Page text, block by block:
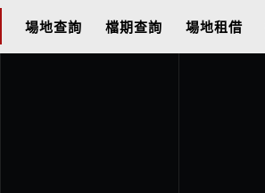
場地查詢 檔期查詢 場地租借